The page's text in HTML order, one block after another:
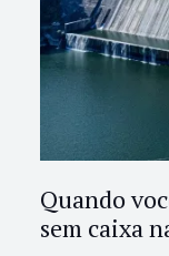
Quando
sem caixa